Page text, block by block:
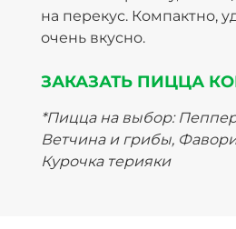
на перекус. Компактно,
очень вкусно.
ЗАКАЗАТЬ ПИЦЦА
*Пицца на выбор:
Ветчина и грибы,
Курочка терияки